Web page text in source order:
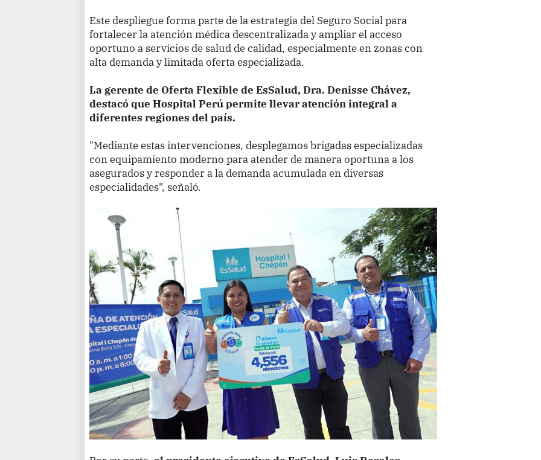
Este despliegue forma parte de la estrategia del Seguro Social para
fortalecer la atención médica descentralizada y ampliar el acceso
oportuno a servicios de salud de calidad, especialmente en zonas con
alta demanda y limitada oferta especializada.
La gerente de Oferta Flexible de EsSalud, Dra. Denisse Chávez,
destacó que Hospital Perú permite llevar atención integral a
diferentes regiones del país.
"Mediante estas intervenciones, desplegamos brigadas especializadas
con equipamiento moderno para atender de manera oportuna a los
asegurados y responder a la demanda acumulada en diversas
especialidades", señaló.